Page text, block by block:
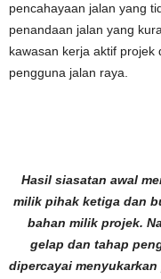
pencahayaan jalan yang
penandaan jalan yang
kawasan kerja aktif projek
pengguna jalan raya.
Hasil siasatan awal
milik pihak ketiga dan
bahan milik projek.
gelap dan tahap
dipercayai